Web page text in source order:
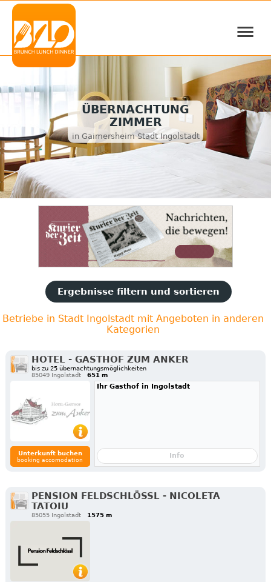
≡
ÜBERNACHTUNG
ZIMMER
in Gaimersheim Stadt Ingolstadt
Ergebnisse filtern und sortieren
Betriebe in Stadt Ingolstadt mit Angeboten in anderen
Kategorien
HOTEL - GASTHOF ZUM ANKER
bis zu 25 übernachtungsmöglichkeiten
85049 Ingolstadt
651 m
Unterkunft buchen
booking accomodation
Ihr Gasthof in Ingolstadt
Info
PENSION FELDSCHLÖSSL - NICOLETA
TATOIU
85055 Ingolstadt 1575 m